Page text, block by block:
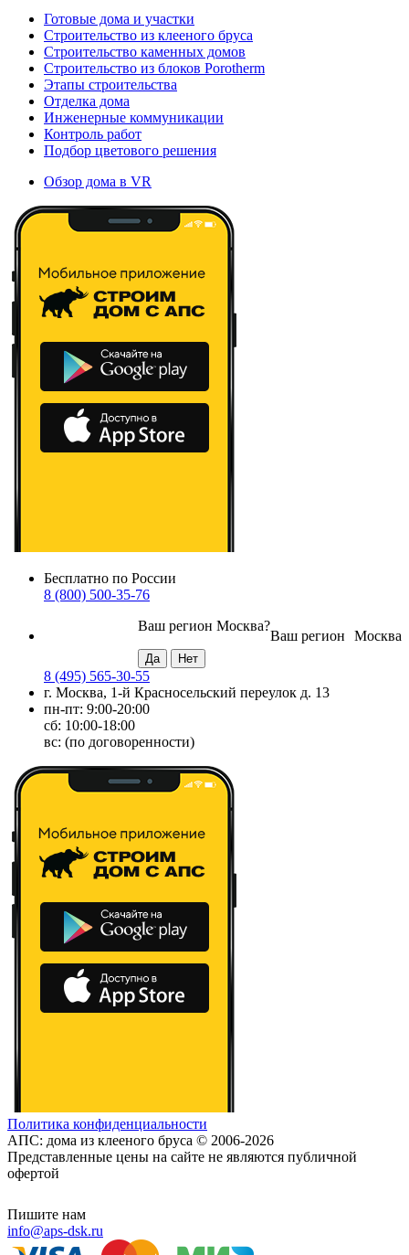
Готовые дома и участки
Строительство из клееного бруса
Строительство каменных домов
Строительство из блоков Porotherm
Этапы строительства
Отделка дома
Инженерные коммуникации
Контроль работ
Подбор цветового решения
Обзор дома в VR
Бесплатно по России
8 (800) 500-35-76
Москва
Ваш регион
Ваш регион Москва?
8 (495) 565-30-55
г. Москва, 1-й Красносельский переулок д. 13
пн-пт: 9:00-20:00
сб: 10:00-18:00
вс: (по договоренности)
Политика конфиденциальности
АПС: дома из клееного бруса © 2006-2026
Представленные цены на сайте не являются публичной
офертой
Пишите нам
info@aps-dsk.ru